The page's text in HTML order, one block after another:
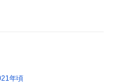
年頃